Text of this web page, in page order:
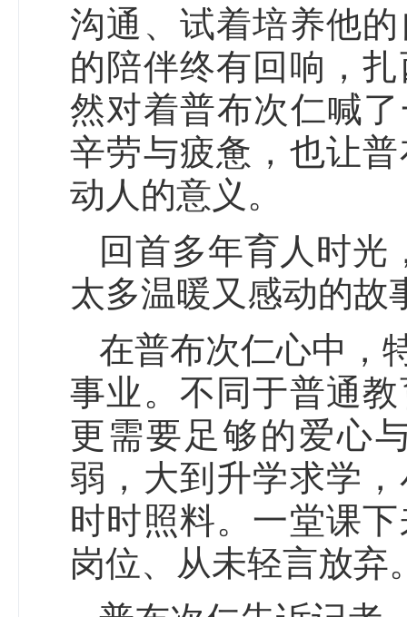
沟通、试着培养他
的陪伴终有回响，
然对着普布次仁喊
辛劳与疲惫，也让
动人的意义。
回首多年育人时光
太多温暖又感动的故
在普布次仁心中，
事业。不同于普通
更需要足够的爱心
弱，大到升学求学
时时照料。一堂课
岗位、从未轻言放弃